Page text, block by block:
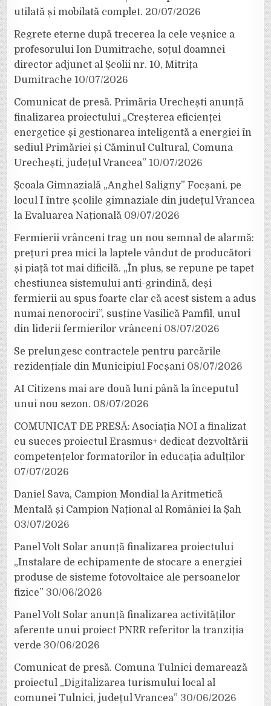
utilată și mobilată complet. 20/07/2026
Regrete eterne după trecerea la cele veșnice a
profesorului Ion Dumitrache, soțul doamnei
director adjunct al Școlii nr. 10, Mitrița
Dumitrache 10/07/2026
Comunicat de presă. Primăria Urechești anunță
finalizarea proiectului „Creșterea eficienței
energetice și gestionarea inteligentă a energiei în
sediul Primăriei și Căminul Cultural, Comuna
Urechești, județul Vrancea” 10/07/2026
Școala Gimnazială „Anghel Saligny” Focșani, pe
locul I între școlile gimnaziale din județul Vrancea
la Evaluarea Națională 09/07/2026
Fermierii vrânceni trag un nou semnal de alarmă:
prețuri prea mici la laptele vândut de producători
și piață tot mai dificilă. „În plus, se repune pe tapet
chestiunea sistemului anti-grindină, deși
fermierii au spus foarte clar că acest sistem a adus
numai nenorociri”, susține Vasilică Pamfil, unul
din liderii fermierilor vrânceni 08/07/2026
Se prelungesc contractele pentru parcările
rezidențiale din Municipiul Focșani 08/07/2026
AI Citizens mai are două luni până la începutul
unui nou sezon. 08/07/2026
COMUNICAT DE PRESĂ: Asociația NOI a finalizat
cu succes proiectul Erasmus+ dedicat dezvoltării
competențelor formatorilor în educația adulților
07/07/2026
Daniel Sava, Campion Mondial la Aritmetică
Mentală și Campion Național al României la Șah
03/07/2026
Panel Volt Solar anunță finalizarea proiectului
„Instalare de echipamente de stocare a energiei
produse de sisteme fotovoltaice ale persoanelor
fizice” 30/06/2026
Panel Volt Solar anunță finalizarea activităților
aferente unui proiect PNRR referitor la tranziția
verde 30/06/2026
Comunicat de presă. Comuna Tulnici demarează
proiectul „Digitalizarea turismului local al
comunei Tulnici, județul Vrancea” 30/06/2026